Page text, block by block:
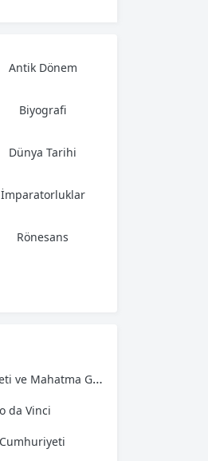
Antik Dönem
Biyografi
Dünya Tarihi
İmparatorluklar
Rönesans
Mahatma Gandhi
da Vinci